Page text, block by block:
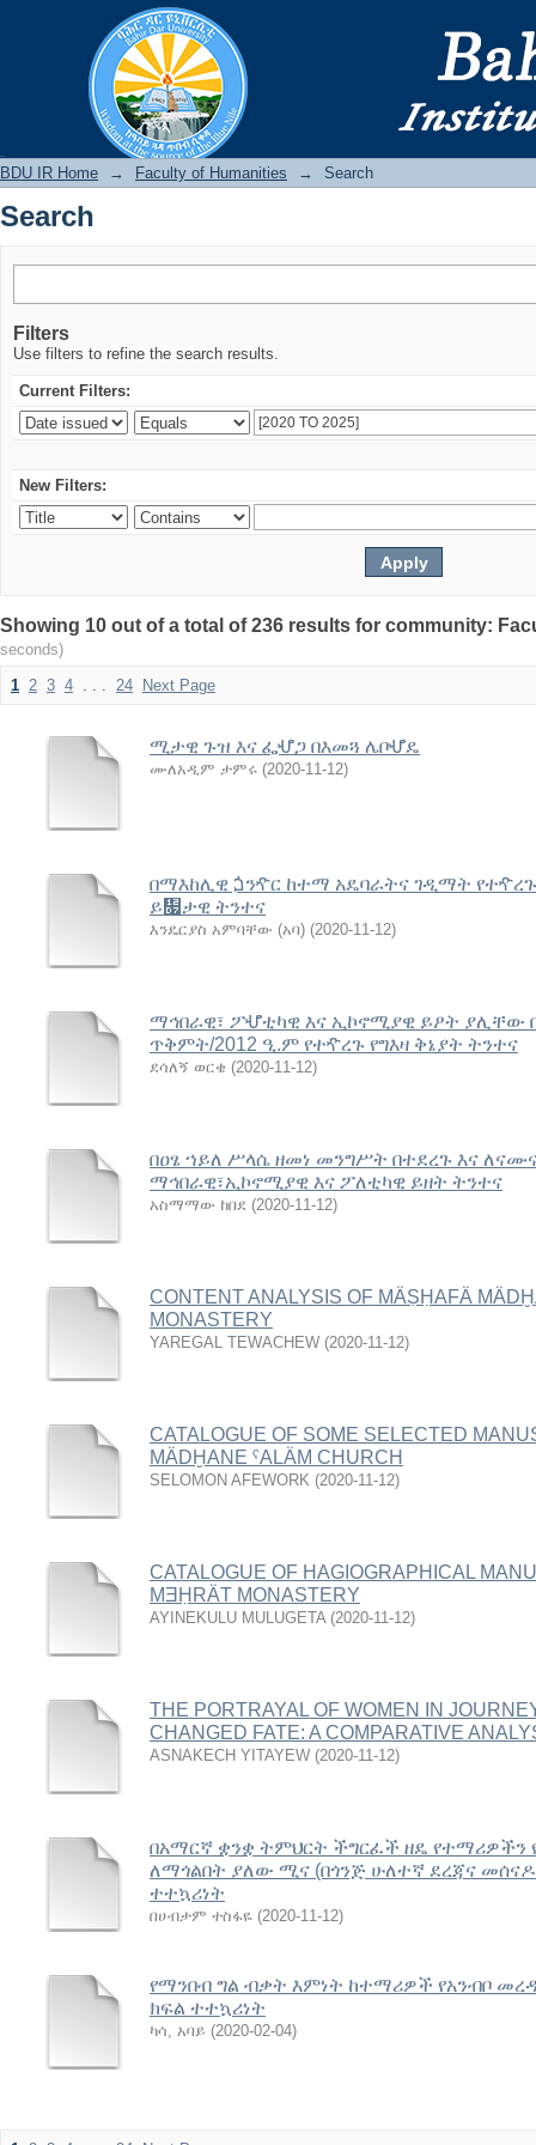
BDU IR Home → Faculty of Humanities → Search
Search
Filters
Use filters to refine the search results.
Current Filters:
New Filters:
Showing 10 out of a total of 236 results for community:
seconds)
1 2 3 4 . . . 24 Next Page
ሚታዊ ጉዝ እና ፌሇጋ በእመጓ ሌቦሇዴ
ሙለአዲም ታምሩ (2020-11-12)
በማእከሊዊ ጏንዯር ከተማ አዴባራትና ገዲማት
ይ዗ታዊ ትንተና
እንዴርያስ አምባቸው (አባ) (2020-11-12)
ማኅበራዊ፣ ፖሇቲካዊ እና ኢኮኖሚያዊ ይዖት ያሊቸው
ጥቅምት/2012 ዒ.ም የተዯረጉ የግእዛ ቅኔያት ትንተና
ደሳለኝ ወርቄ (2020-11-12)
በዐፄ ኀይለ ሥላሴ ዘመነ መንግሥት በተደረጉ እና
ማኅበራዊ፣ኢኮኖሚያዊ እና ፖለቲካዊ ይዘት ትንተና
አስማማው ከበደ (2020-11-12)
CONTENT ANALYSIS OF MÄṢḤAFÄ
MONASTERY
YAREGAL TEWACHEW (2020-11-12)
CATALOGUE OF SOME SELECTED
MÄDḪANE ˁALÄM CHURCH
SELOMON AFEWORK (2020-11-12)
CATALOGUE OF HAGIOGRAPHICAL
MƎḤRӒT MONASTERY
AYINEKULU MULUGETA (2020-11-12)
THE PORTRAYAL OF WOMEN IN
CHANGED FATE: A COMPARATIVE
ASNAKECH YITAYEW (2020-11-12)
በአማርኛ ቋንቋ ትምህርት ችግርፈች ዘዴ የተማሪዎችን
ለማጎልበት ያለው ሚና (በጎንጅ ሁለተኛ ደረጃና
ተተኳሪነት
በሀብታም ተስፋዬ (2020-11-12)
የማንበብ ግል ብቃት እምነት ከተማሪዎች የአንብቦ
ክፍል ተተኳሪነት
ካሳ, አባይ (2020-02-04)